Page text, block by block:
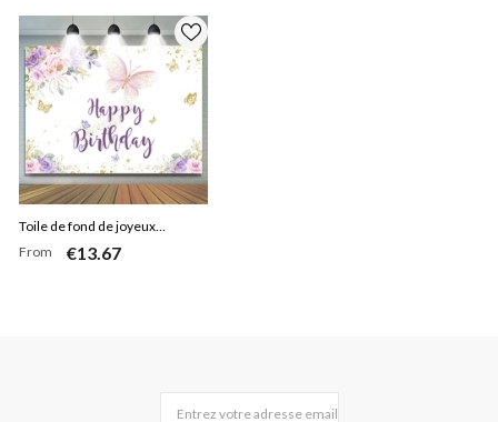
Toile de fond de joyeux
anniversaire de papillon de
From €13.67
Entrez votre adresse email